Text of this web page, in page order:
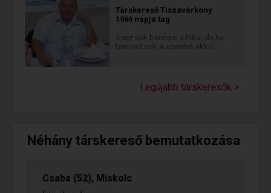
Társkereső Tiszavárkony
1966 napja tag
Szia! sok bennem a hiba, de ha
benned sok a szeretet akkor
Legújabb társkeresők >
Néhány társkereső bemutatkozása
Csaba (52), Miskolc